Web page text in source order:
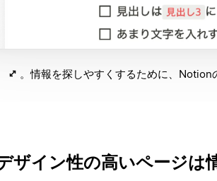
情報を探しやすくするために、Notion
ザイン性の高いページは